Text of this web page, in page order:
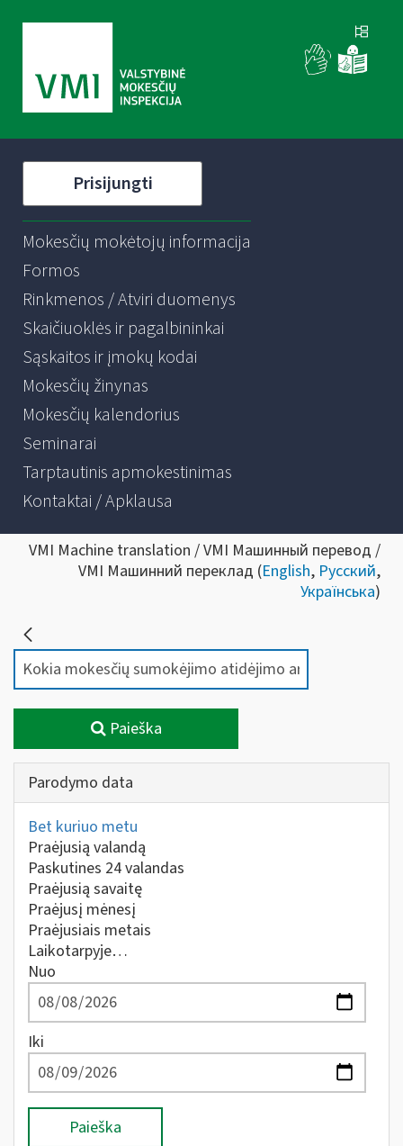
Prisijungti
Mokesčių mokėtojų informacija
Formos
Rinkmenos / Atviri duomenys
Skaičiuoklės ir pagalbininkai
Sąskaitos ir įmokų kodai
Mokesčių žinynas
Mokesčių kalendorius
Seminarai
Tarptautinis apmokestinimas
Kontaktai / Apklausa
VMI Machine translation / VMI Машинный перевод /
VMI Машинний переклад (English, Русский,
Українська)
Paieška
Parodymo data
Bet kuriuo metu
Praėjusią valandą
Paskutines 24 valandas
Praėjusią savaitę
Praėjusį mėnesį
Praėjusiais metais
Laikotarpyje…
Nuo
Iki
Paieška